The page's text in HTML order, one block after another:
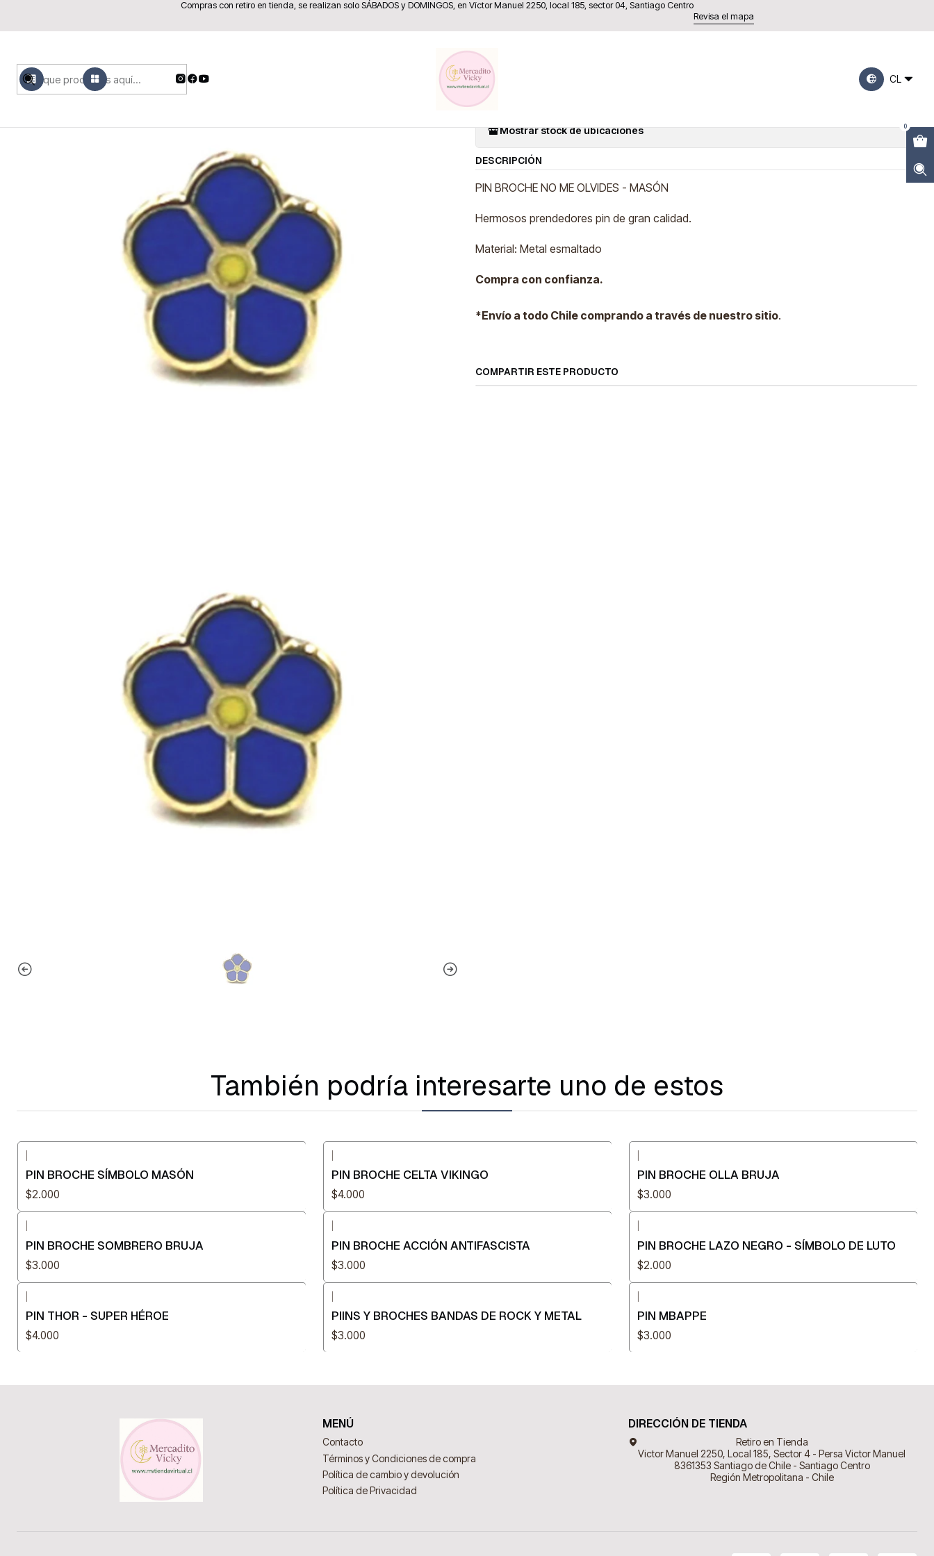
MENÚ PRODUCTOS CL
0
Compras con retiro en tienda, se realizan solo SÁBADOS y DOMINGOS, en Víctor Manuel 2250, local 185, sector 04, Santiago Centro
Revisa el mapa
Pines y Broches
Pin Broche No me olvides - Masón
Mostrar stock de ubicaciones
DESCRIPCIÓN
PIN BROCHE NO ME OLVIDES - MASÓN
Hermosos prendedores pin de gran calidad.
Material: Metal esmaltado
Compra con confianza.
*Envío a todo Chile comprando a través de nuestro sitio.
COMPARTIR ESTE PRODUCTO
También podría interesarte uno de estos
PIN BROCHE SÍMBOLO MASÓN
$2.000
PIN BROCHE CELTA VIKINGO
$4.000
PIN BROCHE OLLA BRUJA
$3.000
PIN BROCHE SOMBRERO BRUJA
$3.000
PIN BROCHE ACCIÓN ANTIFASCISTA
$3.000
PIN BROCHE LAZO NEGRO - SÍMBOLO DE LUTO
$2.000
PIN THOR - SUPER HÉROE
$4.000
PIINS Y BROCHES BANDAS DE ROCK Y METAL
$3.000
PIN MBAPPE
$3.000
MENÚ
Contacto
Términos y Condiciones de compra
Política de cambio y devolución
Política de Privacidad
DIRECCIÓN DE TIENDA
Retiro en Tienda
Victor Manuel 2250, Local 185, Sector 4 - Persa Victor Manuel
8361353 Santiago de Chile - Santiago Centro
Región Metropolitana - Chile